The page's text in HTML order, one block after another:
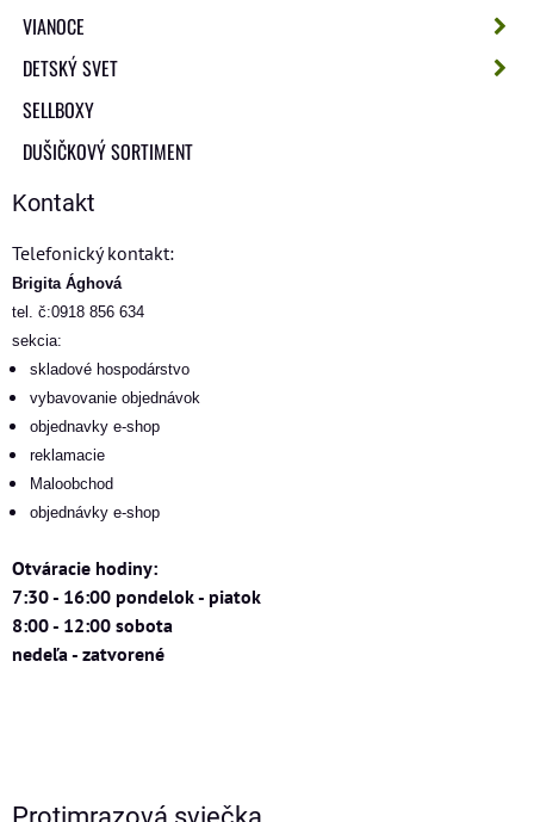
VIANOCE
DETSKÝ SVET
SELLBOXY
DUŠIČKOVÝ SORTIMENT
Kontakt
Telefonický kontakt:
Brigita Ághová
tel. č:0918 856 634
sekcia:
skladové hospodárstvo
vybavovanie objednávok
objednavky e-shop
reklamacie
Maloobchod
objednávky e-shop
Otváracie hodiny:
7:30 - 16:00 pondelok - piatok
8:00 - 12:00 sobota
nedeľa - zatvorené